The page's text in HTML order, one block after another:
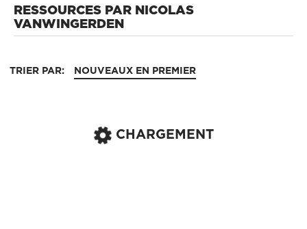
RESSOURCES PAR NICOLAS
VANWINGERDEN
TRIER PAR: NOUVEAUX EN PREMIER
CHARGEMENT